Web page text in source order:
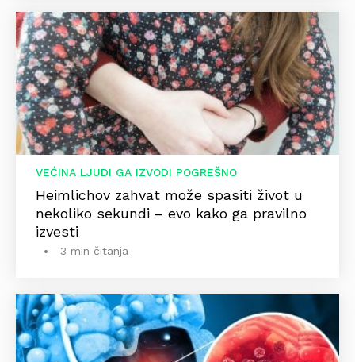
VEĆINA LJUDI GA IZVODI POGREŠNO
Heimlichov zahvat može spasiti život u
nekoliko sekundi – evo kako ga pravilno
izvesti
3 min čitanja